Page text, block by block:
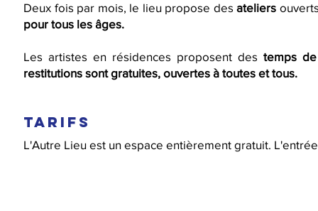
Deux fois par mois, le lieu propose desateliers
pour tous les âges.
Les artistes en résidences proposent des temps
restitutions sont gratuites, ouvertes à toutes et tous.
TARIFS
L'Autre Lieu est un espace entièrement gratuit.